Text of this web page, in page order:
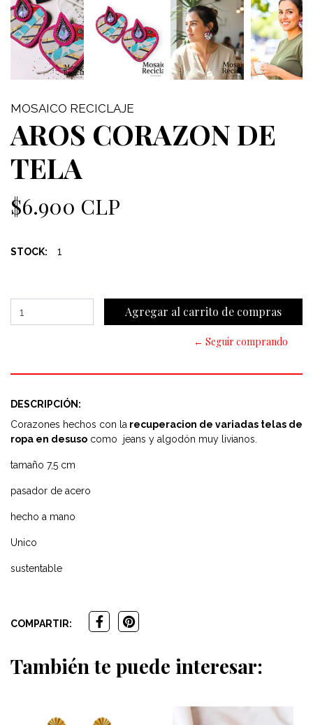
MOSAICO RECICLAJE
AROS CORAZON DE
TELA
$6.900 CLP
STOCK: 1
← Seguir comprando
DESCRIPCIÓN:
Corazones hechos con la recuperacion de variadas telas de
ropa en desuso como jeans y algodón muy livianos.
tamaño 7,5 cm
pasador de acero
hecho a mano
Unico
sustentable
COMPARTIR:
También te puede interesar: